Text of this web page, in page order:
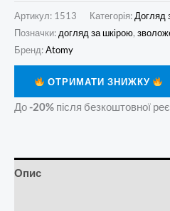
Артикул: 1513 Категорія: Догляд
Позначки: догляд за шкірою,
Бренд:Atomy
ОТРИМАТИ ЗНИЖКУ
До-20% після безкоштовної
Опис